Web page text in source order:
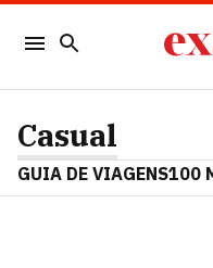
Casual
GUIA DE VIAGENS100